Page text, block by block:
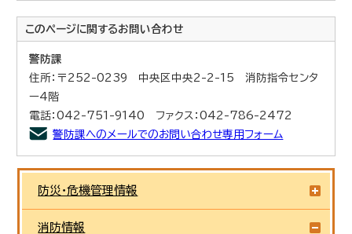
このページに関するお問い合わせ
警防課
住所：〒252-0239 中央区中央2-2-15 消防指令センタ
ー4階
電話：042-751-9140 ファクス：042-786-2472
警防課へのメールでのお問い合わせ専用フォーム
防災・危機管理情報
消防情報